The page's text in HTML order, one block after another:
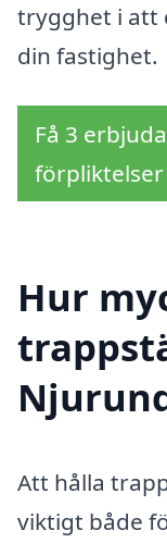
trygghet i att
din fastighet.
Få 3
förpliktelser
Hur
Att hålla
viktigt både